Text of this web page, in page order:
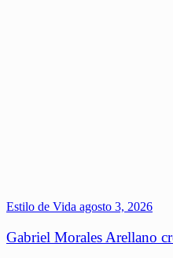
Estilo de Vida agosto 3, 2026
Gabriel Morales Arellano